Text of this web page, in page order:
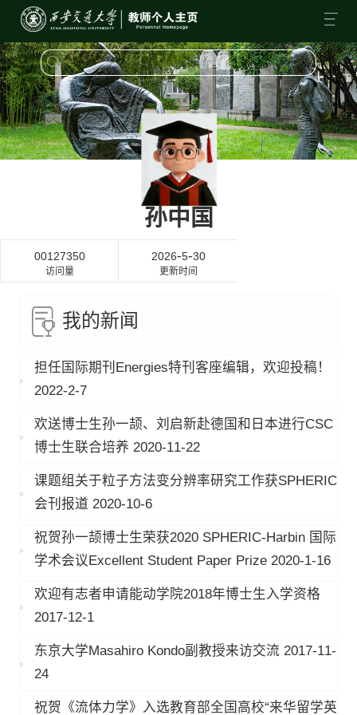
孙中国
00127350
访问量
2026-5-30
更新时间
我的新闻
担任国际期刊Energies特刊客座编辑，欢迎投稿！
2022-2-7
欢送博士生孙一颉、刘启新赴德国和日本进行CSC
博士生联合培养 2020-11-22
课题组关于粒子方法变分辨率研究工作获SPHERIC
会刊报道 2020-10-6
祝贺孙一颉博士生荣获2020 SPHERIC-Harbin 国际
学术会议Excellent Student Paper Prize 2020-1-16
欢迎有志者申请能动学院2018年博士生入学资格
2017-12-1
东京大学Masahiro Kondo副教授来访交流 2017-11-
24
祝贺《流体力学》入选教育部全国高校“来华留学英